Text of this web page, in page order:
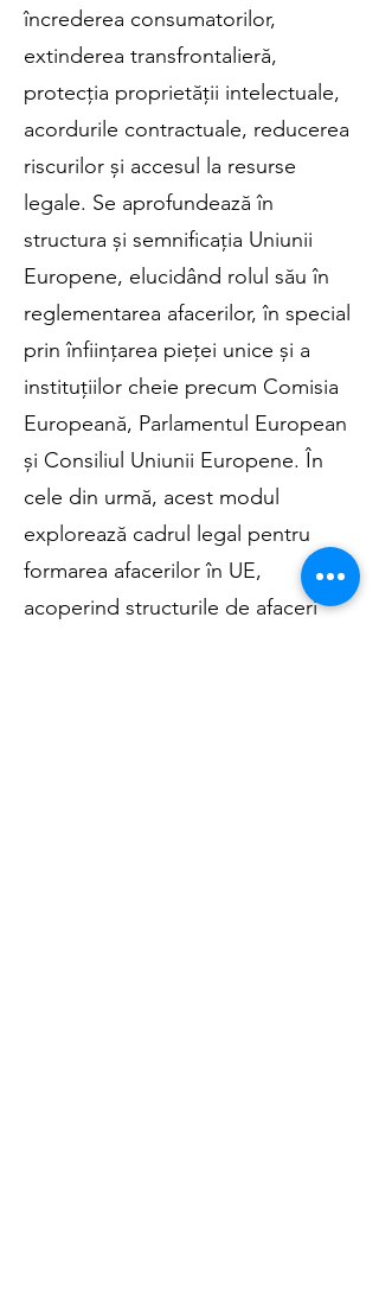
încrederea consumatorilor,
extinderea transfrontalieră,
protecția proprietății intelectuale,
acordurile contractuale, reducerea
riscurilor și accesul la resurse
legale. Se aprofundează în
structura și semnificația Uniunii
Europene, elucidând rolul său în
reglementarea afacerilor, în special
prin înființarea pieței unice și a
instituțiilor cheie precum Comisia
Europeană, Parlamentul European
și Consiliul Uniunii Europene. În
cele din urmă, acest modul
explorează cadrul legal pentru
formarea afacerilor în UE,
acoperind structurile de afaceri